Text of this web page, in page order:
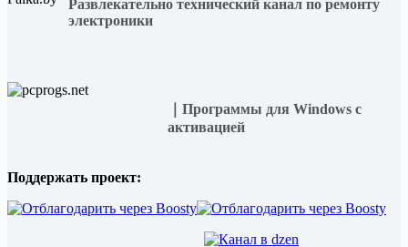
Развлекательно технический канал по ремонту
электроники
｜Программы для Windows с
активацией
Поддержать проект: